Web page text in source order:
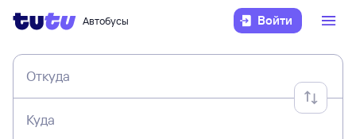
Автобусы Войти
Откуда
Куда